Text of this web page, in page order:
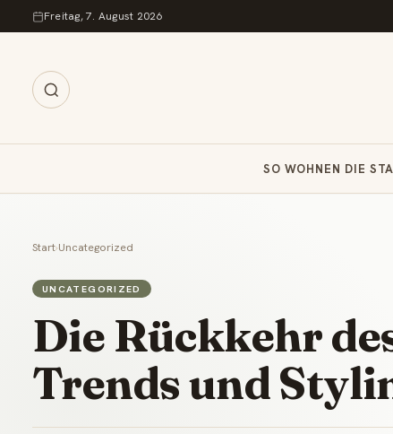
Zum Inhalt springen
Freitag, 7. August 2026
SO WOHNEN DIE
Start›Uncategorized
UNCATEGORIZED
Die Rückkehr
Trends und